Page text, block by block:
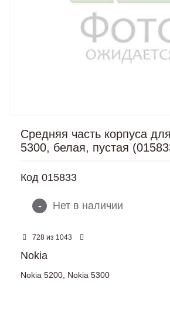
Средняя часть корпуса
5300, белая, пустая
Код 015833
- Нет в наличии
728 из 1043
Nokia
Nokia 5200 Nokia 5300